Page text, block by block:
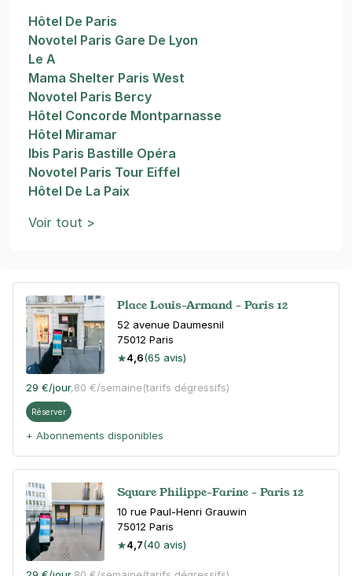
Place Louis-Armand - Paris 12
52 avenue Daumesnil
75012 Paris
4,6(65 avis)
29 €/jour,80 €/semaine(tarifs dégressifs)
Réserver
+ Abonnements disponibles
Square Philippe-Farine - Paris 12
10 rue Paul-Henri Grauwin
75012 Paris
4,7(40 avis)
Hôtel De Paris
Novotel Paris Gare De Lyon
Le A
Mama Shelter Paris West
Novotel Paris Bercy
Hôtel Concorde Montparnasse
Hôtel Miramar
Ibis Paris Bastille Opéra
Novotel Paris Tour Eiffel
Hôtel De La Paix
Voir tout >